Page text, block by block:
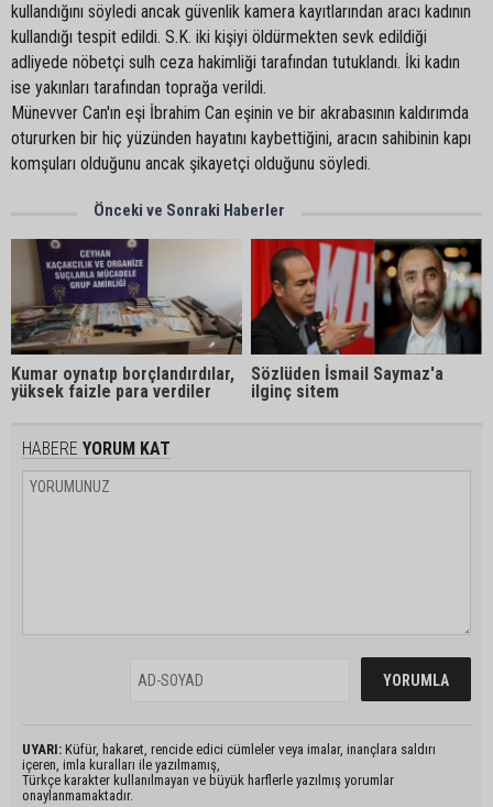
kullandığını söyledi ancak güvenlik kamera kayıtlarından aracı kadının
kullandığı tespit edildi. S.K. iki kişiyi öldürmekten sevk edildiği
adliyede nöbetçi sulh ceza hakimliği tarafından tutuklandı. İki kadın
ise yakınları tarafından toprağa verildi.
Münevver Can'ın eşi İbrahim Can eşinin ve bir akrabasının kaldırımda
otururken bir hiç yüzünden hayatını kaybettiğini, aracın sahibinin kapı
komşuları olduğunu ancak şikayetçi olduğunu söyledi.
Önceki ve Sonraki Haberler
Kumar oynatıp borçlandırdılar,
yüksek faizle para verdiler
Sözlüden İsmail Saymaz'a
ilginç sitem
HABERE YORUM KAT
UYARI: Küfür, hakaret, rencide edici cümleler veya imalar, inançlara saldırı
içeren, imla kuralları ile yazılmamış,
Türkçe karakter kullanılmayan ve büyük harflerle yazılmış yorumlar
onaylanmamaktadır.